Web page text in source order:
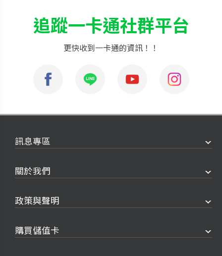
追蹤一卡通社群平台
更快收到一卡通的資訊！！
訊息專區
關於我們
政策與聲明
購買儲值卡